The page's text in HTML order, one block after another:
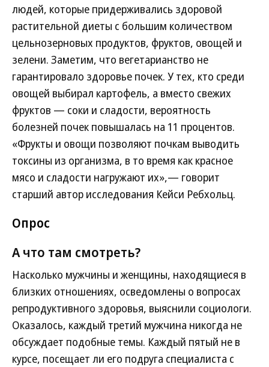
людей, которые придерживались здоровой
растительной диеты с большим количеством
цельнозерновых продуктов, фруктов, овощей и
зелени. Заметим, что вегетарианство не
гарантировало здоровье почек. У тех, кто среди
овощей выбирал картофель, а вместо свежих
фруктов — соки и сладости, вероятность
болезней почек повышалась на 11 процентов.
«Фрукты и овощи позволяют почкам выводить
токсины из организма, в то время как красное
мясо и сладости нагружают их»,— говорит
старший автор исследования Кейси Ребхольц.
Опрос
А что там смотреть?
Насколько мужчины и женщины, находящиеся в
близких отношениях, осведомлены о вопросах
репродуктивного здоровья, выяснили социологи.
Оказалось, каждый третий мужчина никогда не
обсуждает подобные темы. Каждый пятый не в
курсе, посещает ли его подруга специалиста с